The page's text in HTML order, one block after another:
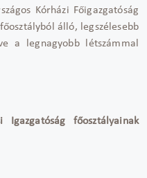
Kórházi Főigazgatóság
álló, legszélesebb
a legnagyobb létszámmal
főosztályainak